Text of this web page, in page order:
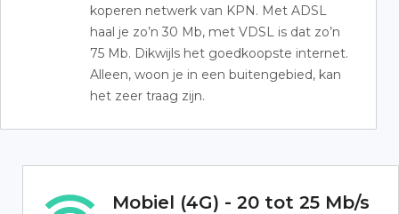
koperen netwerk van KPN. Met ADSL
haal je zo’n 30 Mb, met VDSL is dat zo’n
75 Mb. Dikwijls het goedkoopste internet.
Alleen, woon je in een buitengebied, kan
het zeer traag zijn.
Mobiel (4G) - 20 tot 25 Mb/s